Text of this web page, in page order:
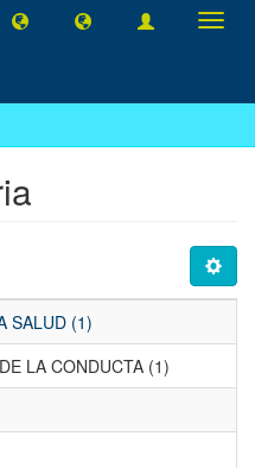
SALUD (1)
LA CONDUCTA (1)